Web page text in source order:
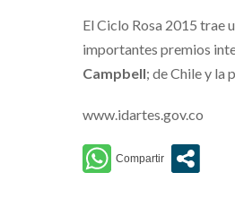
El Ciclo Rosa 2015 trae
importantes premios
Campbell; de Chile y la
www.idartes.gov.co